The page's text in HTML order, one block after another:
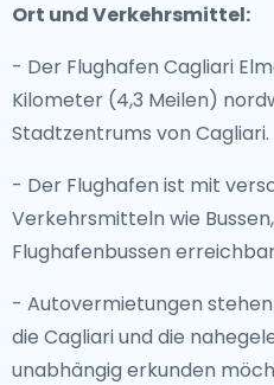
Ort und Verkehrsmittel:
- Der Flughafen Cagliari
Kilometer (4,3 Meilen)
Stadtzentrums von Cagliari.
- Der Flughafen ist mit
Verkehrsmitteln wie
Flughafenbussen
- Autovermietungen
die Cagliari und die
unabhängig erkunden